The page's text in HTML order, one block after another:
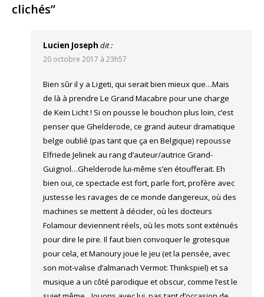
clichés”
Lucien Joseph dit :
20 octobre 2017 à 23h57
Bien sûr il y a Ligeti, qui serait bien mieux que…Mais
de là à prendre Le Grand Macabre pour une charge
de Kein Licht ! Si on pousse le bouchon plus loin, c’est
penser que Ghelderode, ce grand auteur dramatique
belge oublié (pas tant que ça en Belgique) repousse
Elfriede Jelinek au rang d’auteur/autrice Grand-
Guignol…Ghelderode lui-même s’en étoufferait. Eh
bien oui, ce spectacle est fort, parle fort, profère avec
justesse les ravages de ce monde dangereux, où des
machines se mettent à décider, où les docteurs
Folamour deviennent réels, où les mots sont exténués
pour dire le pire. Il faut bien convoquer le grotesque
pour cela, et Manoury joue le jeu (et la pensée, avec
son mot-valise d’almanach Vermot: Thinkspiel) et sa
musique a un côté parodique et obscur, comme l’est le